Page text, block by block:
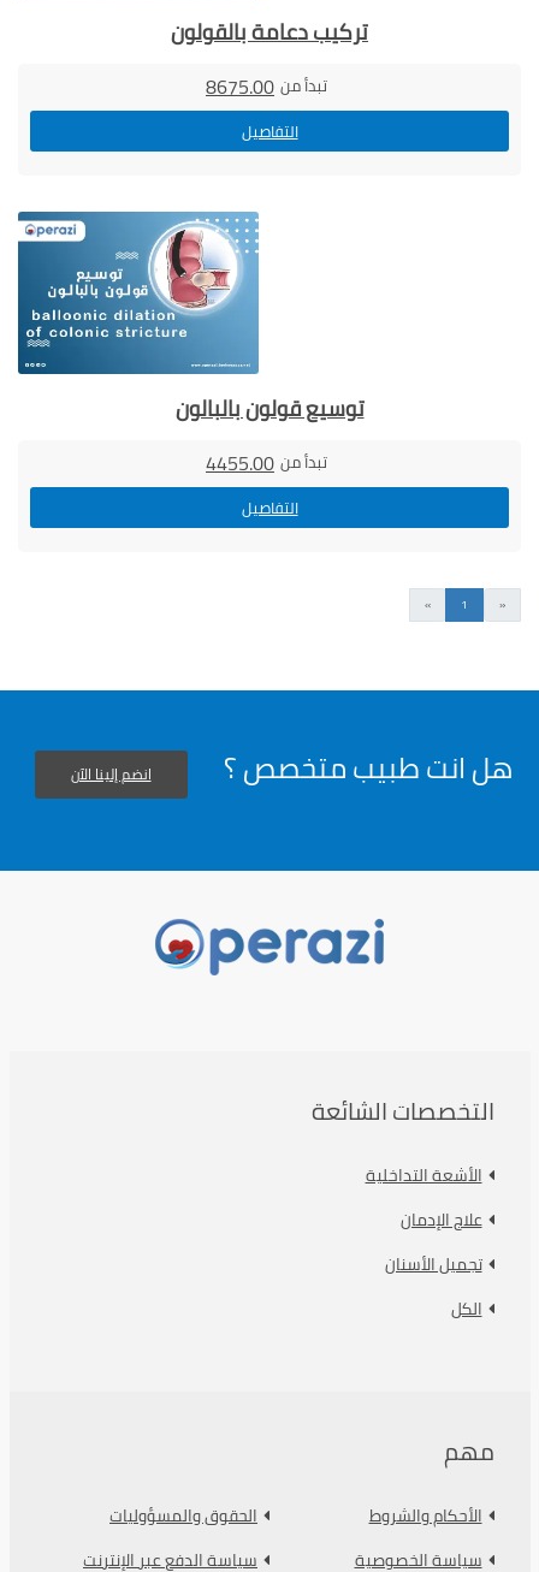
تركيب دعامة بالقولون
تبدأ من 8675.00
التفاصيل
توسيع قولون بالبالون
تبدأ من 4455.00
التفاصيل
«السابق 1
»التالى
هل انت طبيب متخصص ؟ انضم إلينا الآن
التخصصات الشائعة
الأشعة التداخلية
علاج الإدمان
تجميل الأسنان
الكل
مهم
الأحكام والشروط
سياسة الخصوصية
الحقوق والمسؤوليات
سياسة الدفع عبر الإنترنت